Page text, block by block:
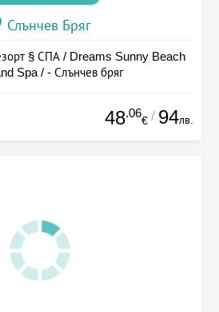
Слънчев Бряг
§ СПА / Dreams Sunny Beach
Spa / - Слънчев бряг
48.06
€ / 94лв.